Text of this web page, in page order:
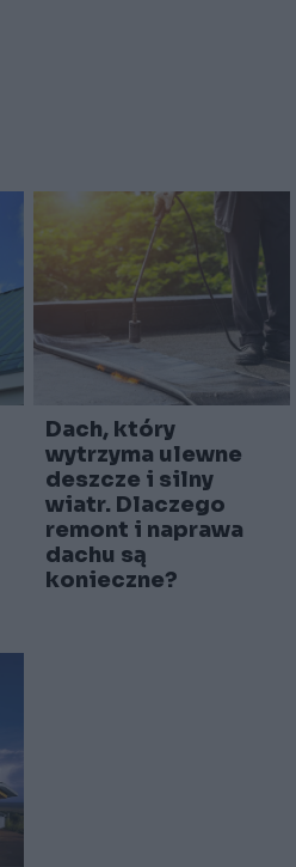
Dach, który
wytrzyma ulewne
deszcze i silny
wiatr. Dlaczego
remont i naprawa
dachu są
konieczne?